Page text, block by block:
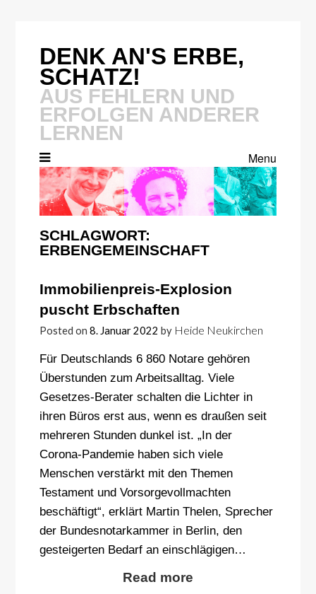
DENK AN'S ERBE,
SCHATZ!
AUS FEHLERN UND
ERFOLGEN ANDERER
LERNEN
Menu
SCHLAGWORT:
ERBENGEMEINSCHAFT
Immobilienpreis-Explosion
puscht Erbschaften
Posted on 8. Januar 2022 by Heide Neukirchen
Für Deutschlands 6 860 Notare gehören
Überstunden zum Arbeitsalltag. Viele
Gesetzes-Berater schalten die Lichter in
ihren Büros erst aus, wenn es draußen seit
mehreren Stunden dunkel ist. „In der
Corona-Pandemie haben sich viele
Menschen verstärkt mit den Themen
Testament und Vorsorgevollmachten
beschäftigt“, erklärt Martin Thelen, Sprecher
der Bundesnotarkammer in Berlin, den
gesteigerten Bedarf an einschlägigen…
Read more